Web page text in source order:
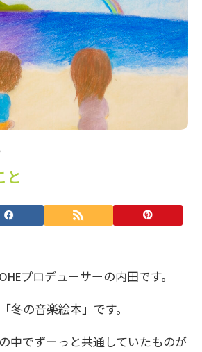
と
プロデューサーの内田です。
冬の音楽絵本」です。
中でずーっと共通していたものが